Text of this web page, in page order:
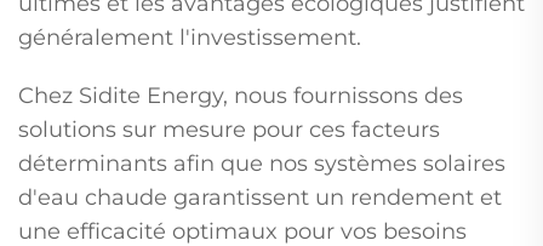
généralement l'investissement.
Chez Sidite Energy, nous fournissons des
solutions sur mesure pour ces facteurs
déterminants afin que nos systèmes solaires
d'eau chaude garantissent un rendement et
une efficacité optimaux pour vos besoins